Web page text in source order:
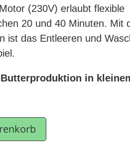
(230V) erlaubt flexible
20 und 40 Minuten. Mit
ist das Entleeren und
in